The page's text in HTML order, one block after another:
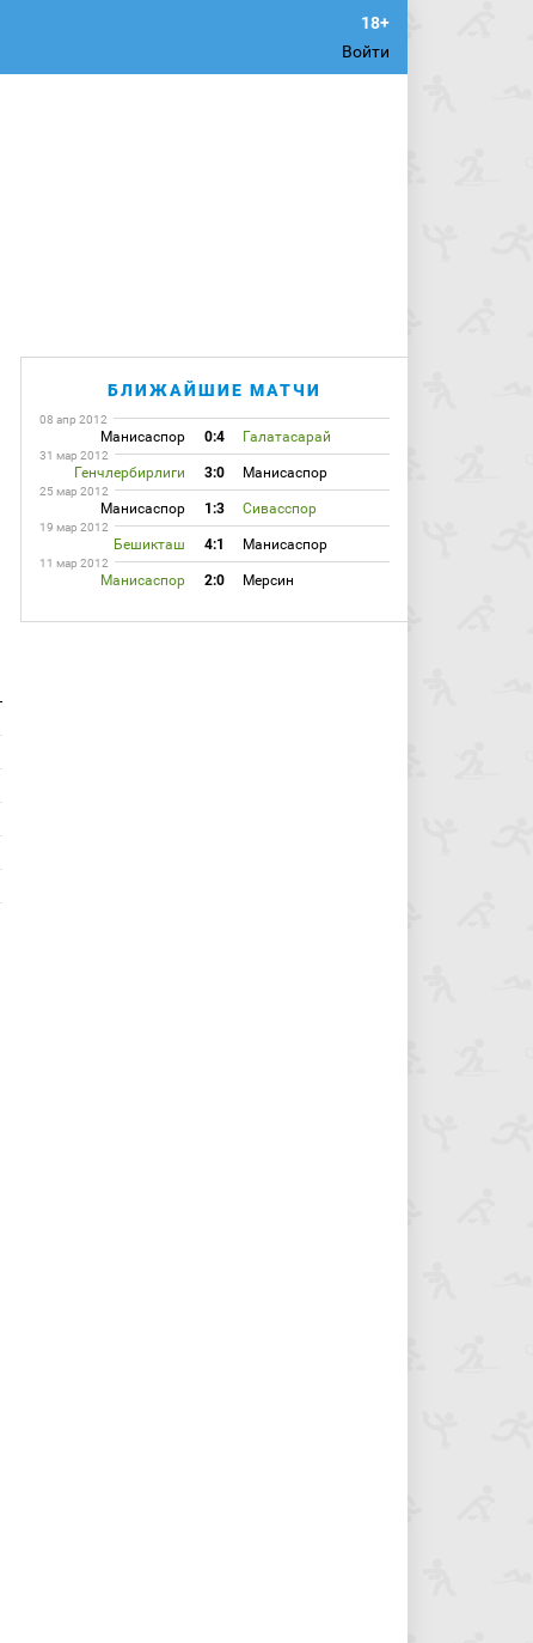
Войти
БЛИЖАЙШИЕ МАТЧИ
08 апр 2012
Манисаспор 0:4 Галатасарай
31 мар 2012
Генчлербирлиги 3:0 Манисаспор
25 мар 2012
Манисаспор 1:3 Сивасспор
19 мар 2012
Бешикташ 4:1 Манисаспор
11 мар 2012
Манисаспор 2:0 Мерсин